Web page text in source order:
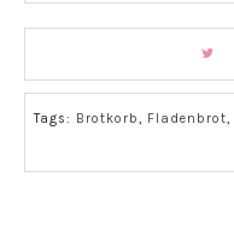
Tags: Brotkorb, Fladenbrot,